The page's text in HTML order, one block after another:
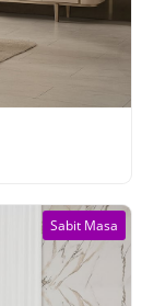
Sabit Masa